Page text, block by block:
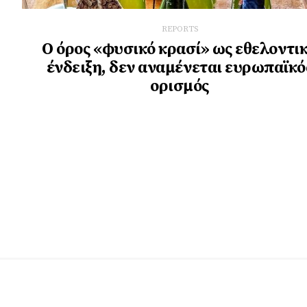
REPORTS
Ο όρος «φυσικό κρασί» ως
ένδειξη, δεν αναμένεται
ορισμός